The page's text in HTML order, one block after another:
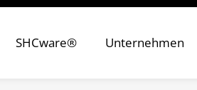
SHCware® Unternehmen